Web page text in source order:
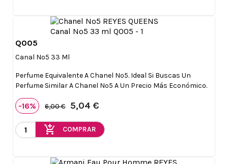
Q005
Canal Nº5 33 Ml
Perfume Equivalente A Chanel Nº5. Ideal Si Buscas Un
Perfume Similar A Chanel Nº5 A Un Precio Más Económico.
-16% 6,00 € 5,04 €
add_shopping_cart COMPRAR